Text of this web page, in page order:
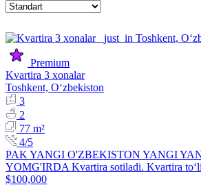
Premium
Kvartira 3 xonalar
Toshkent, Oʻzbekiston
3
2
77 m²
4/5
PAK YANGI O'ZBEKISTON YANGI
YOMG'IRDA Kvartira sotiladi. Kvartira
$100,000